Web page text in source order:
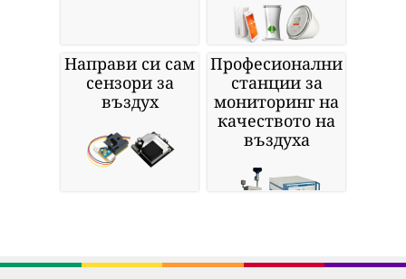
Направи си сам
сензори за
въздух
Професионални
станции за
мониторинг на
качеството на
въздуха